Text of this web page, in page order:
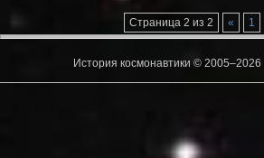
Страница 2 из 2 « 1
История космонавтики © 2005–2026 |